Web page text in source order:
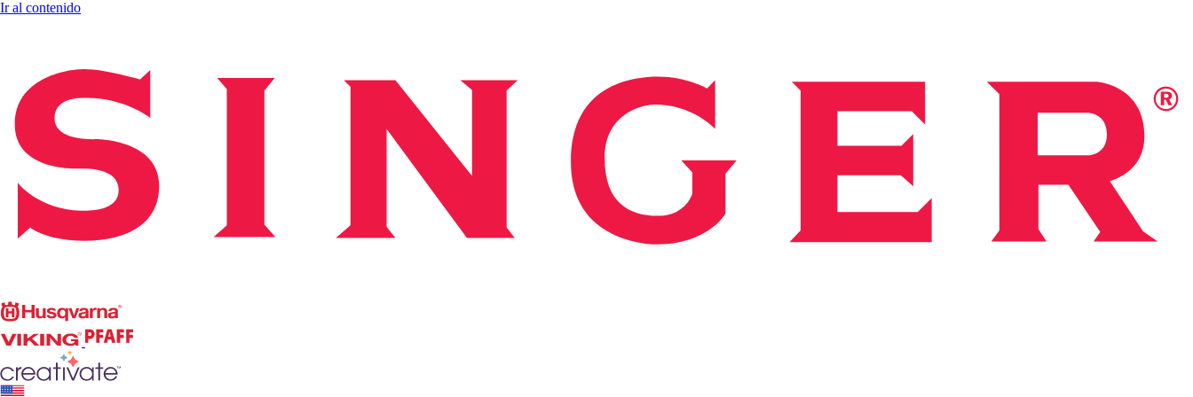
Ir al contenido
Husqvarna
Viking
PFAFF CREATIVATE